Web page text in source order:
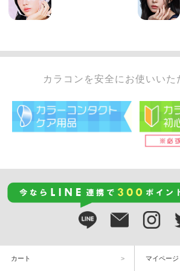
カラコンを安全にお使いいた
カート マイページ